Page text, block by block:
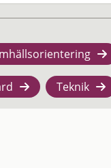
Teknik